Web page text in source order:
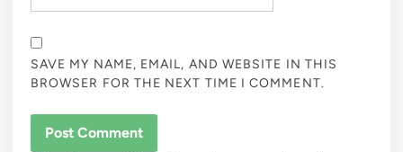
SAVE MY NAME, EMAIL, AND WEBSITE IN THIS
BROWSER FOR THE NEXT TIME I COMMENT.